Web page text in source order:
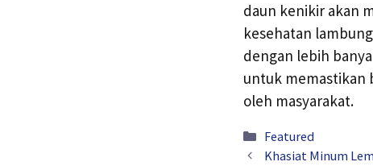
daun kenikir akan
kesehatan
dengan lebih
untuk memastikan
oleh masyarakat.
Kategori
Featured
Khasiat Minum